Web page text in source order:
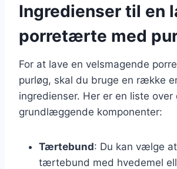
Ingredienser til en
porretærte med
For at lave en velsmagende
purløg, skal du bruge en række
ingredienser. Her er en liste over
grundlæggende komponenter:
Tærtebund: Du kan vælge
tærtebund med hvedemel